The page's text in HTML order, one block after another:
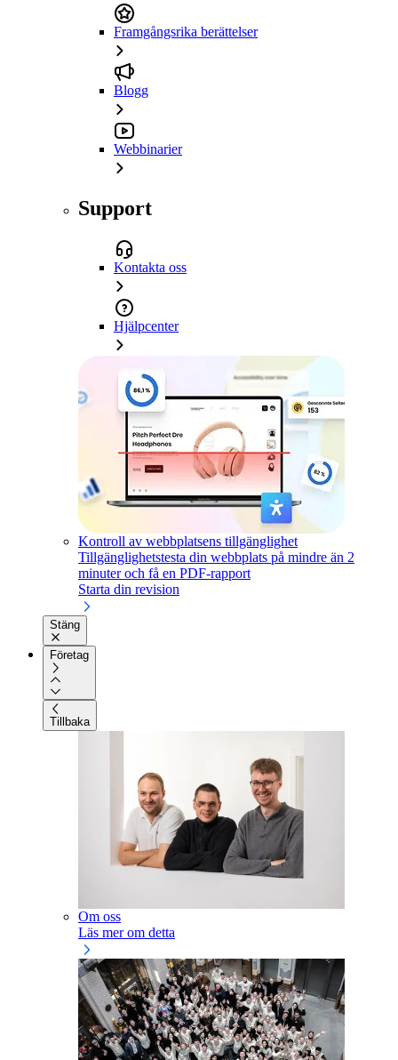
Framgångsrika berättelser
Blogg
Webbinarier
Support
Kontakta oss
Hjälpcenter
Kontroll av webbplatsens tillgänglighet
Tillgänglighetstesta din webbplats på mindre än 2
minuter och få en PDF-rapport
Starta din revision
Stäng
Företag
Tillbaka
Om oss
Läs mer om detta